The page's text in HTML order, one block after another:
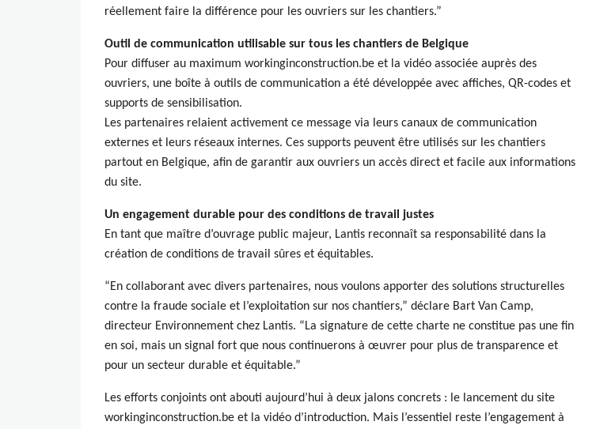
réellement faire la différence pour les ouvriers sur les chantiers.”
Outil de communication utilisable sur tous les chantiers de Belgique
Pour diffuser au maximum workinginconstruction.be et la vidéo associée auprès des
ouvriers, une boîte à outils de communication a été développée avec affiches, QR-codes et
supports de sensibilisation.
Les partenaires relaient activement ce message via leurs canaux de communication
externes et leurs réseaux internes. Ces supports peuvent être utilisés sur les chantiers
partout en Belgique, afin de garantir aux ouvriers un accès direct et facile aux informations
du site.
Un engagement durable pour des conditions de travail justes
En tant que maître d’ouvrage public majeur, Lantis reconnaît sa responsabilité dans la
création de conditions de travail sûres et équitables.
“En collaborant avec divers partenaires, nous voulons apporter des solutions structurelles
contre la fraude sociale et l’exploitation sur nos chantiers,” déclare Bart Van Camp,
directeur Environnement chez Lantis. “La signature de cette charte ne constitue pas une fin
en soi, mais un signal fort que nous continuerons à œuvrer pour plus de transparence et
pour un secteur durable et équitable.”
Les efforts conjoints ont abouti aujourd’hui à deux jalons concrets : le lancement du site
workinginconstruction.be et la vidéo d’introduction. Mais l’essentiel reste l’engagement à